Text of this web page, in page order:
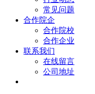
常见问题
合作院企
合作院校
合作企业
联系我们
在线留言
公司地址